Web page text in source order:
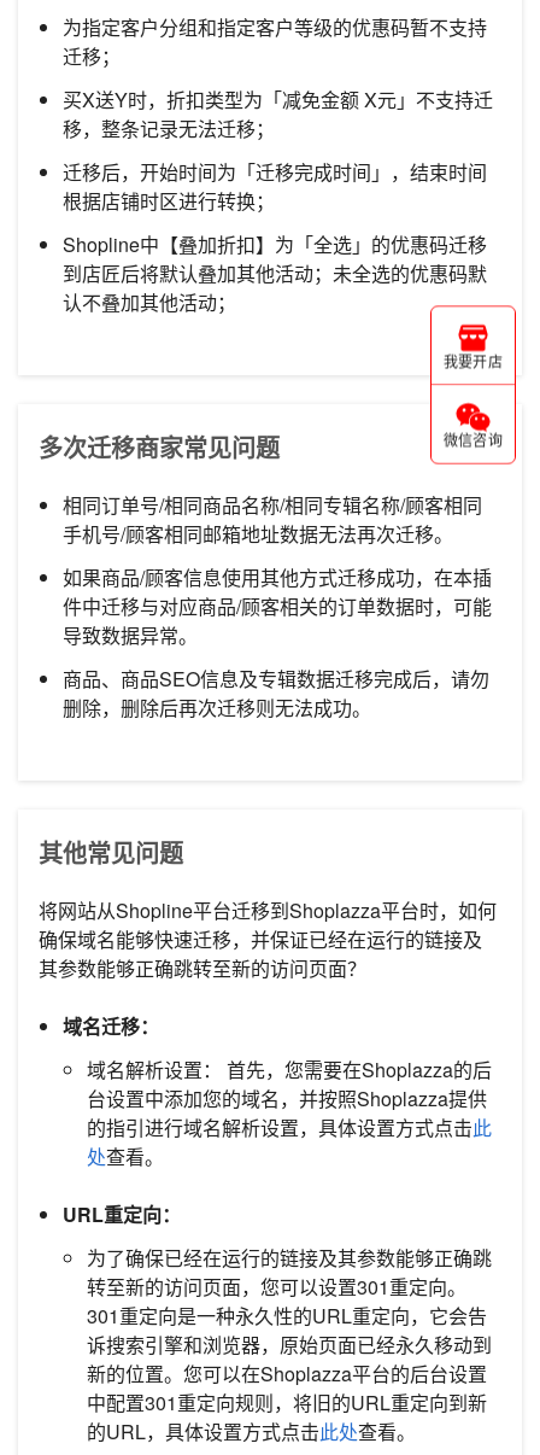
为指定客户分组和指定客户等级的优惠码暂不支持
迁移；
买X送Y时，折扣类型为「减免金额 X元」不支持迁
移，整条记录无法迁移；
迁移后，开始时间为「迁移完成时间」，结束时间
根据店铺时区进行转换；
Shopline中【叠加折扣】为「全选」的优惠码迁移
到店匠后将默认叠加其他活动；未全选的优惠码默
认不叠加其他活动；
多次迁移商家常见问题
相同订单号/相同商品名称/相同专辑名称/顾客相同
手机号/顾客相同邮箱地址数据无法再次迁移。
如果商品/顾客信息使用其他方式迁移成功，在本插
件中迁移与对应商品/顾客相关的订单数据时，可能
导致数据异常。
商品、商品SEO信息及专辑数据迁移完成后，请勿
删除，删除后再次迁移则无法成功。
其他常见问题
将网站从Shopline平台迁移到Shoplazza平台时，如何
确保域名能够快速迁移，并保证已经在运行的链接及
其参数能够正确跳转至新的访问页面？
域名迁移：
域名解析设置： 首先，您需要在Shoplazza的后
台设置中添加您的域名，并按照Shoplazza提供
的指引进行域名解析设置，具体设置方式点击此
处查看。
URL重定向：
为了确保已经在运行的链接及其参数能够正确跳
转至新的访问页面，您可以设置301重定向。
301重定向是一种永久性的URL重定向，它会告
诉搜索引擎和浏览器，原始页面已经永久移动到
新的位置。您可以在Shoplazza平台的后台设置
中配置301重定向规则，将旧的URL重定向到新
的URL，具体设置方式点击此处查看。
我要开店
微信咨询